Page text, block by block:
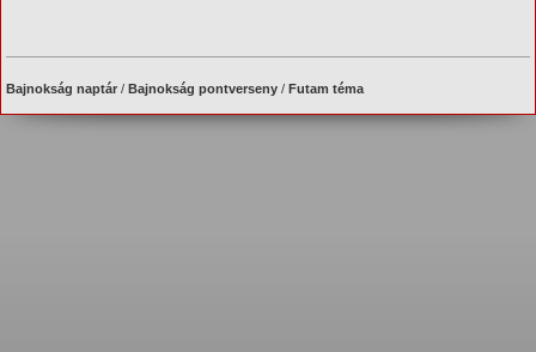
Bajnokság naptár /Bajnokság pontverseny /Futam téma